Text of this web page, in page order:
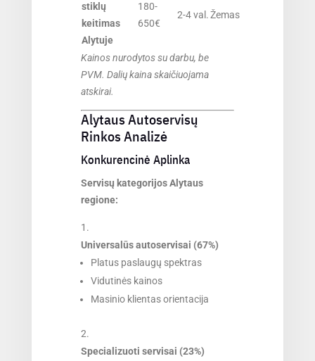
stiklų
keitimas
Alytuje
180-
650€
2-4 val. Žemas
Kainos nurodytos su darbu, be
PVM. Dalių kaina skaičiuojama
atskirai.
Alytaus Autoservisų
Rinkos Analizė
Konkurencinė Aplinka
Servisų kategorijos Alytaus
regione:
Universalūs autoservisai (67%)
Platus paslaugų spektras
Vidutinės kainos
Masinio klientas orientacija
Specializuoti servisai (23%)